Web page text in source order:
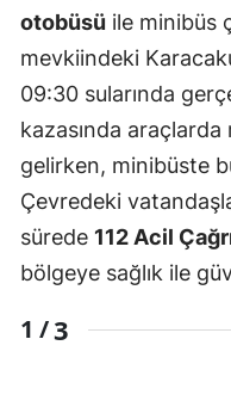
otobüsü ile minibüs
mevkiindeki
09:30 sularında
kazasında
gelirken, minibüste
Çevredeki
sürede 112 Acil
bölgeye sağlık ile
1 /3